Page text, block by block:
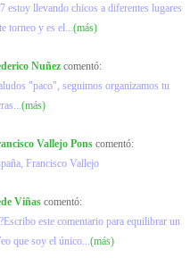
estoy llevando chicos a diferentes lugares
torneo y es el...(más)
Nuñez comentó:
"paco", seguimos organizamos tu
(más)
Vallejo Pons comentó:
Francisco Vallejo
Viñas comentó:
este comentario para equilibrar un
que soy el único...(más)